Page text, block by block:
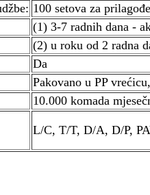
100 setova za
(1) 3-7 radnih dana -
(2) u roku od 2 radna
Da
Pakovano u PP
10.000 komada
L/C, T/T, D/A, D/P,